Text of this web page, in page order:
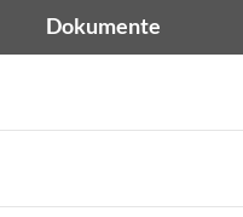
Dokumente